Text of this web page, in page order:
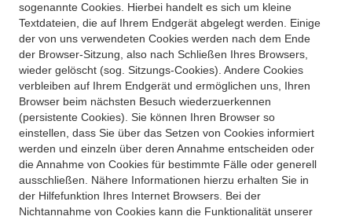
sogenannte Cookies. Hierbei handelt es sich um kleine
Textdateien, die auf Ihrem Endgerät abgelegt werden. Einige
der von uns verwendeten Cookies werden nach dem Ende
der Browser-Sitzung, also nach Schließen Ihres Browsers,
wieder gelöscht (sog. Sitzungs-Cookies). Andere Cookies
verbleiben auf Ihrem Endgerät und ermöglichen uns, Ihren
Browser beim nächsten Besuch wiederzuerkennen
(persistente Cookies). Sie können Ihren Browser so
einstellen, dass Sie über das Setzen von Cookies informiert
werden und einzeln über deren Annahme entscheiden oder
die Annahme von Cookies für bestimmte Fälle oder generell
ausschließen. Nähere Informationen hierzu erhalten Sie in
der Hilfefunktion Ihres Internet Browsers. Bei der
Nichtannahme von Cookies kann die Funktionalität unserer